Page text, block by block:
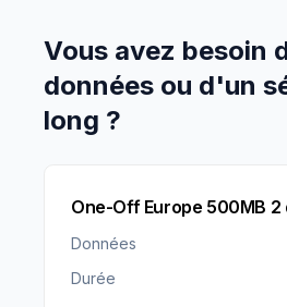
Vous avez besoin
données ou d'un
long ?
One-Off Europe 500MB 2
Données
Durée